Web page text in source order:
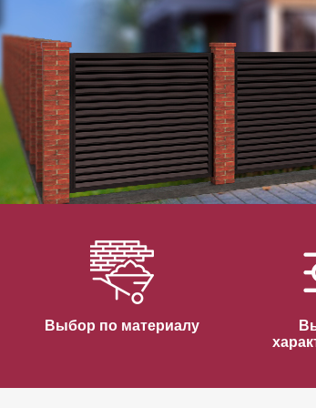
Горизонтальные заборы
Высокие заборы
Красивые, дизайнерские заборы
ВЫБОР ПО СПОСОБУ МОНТАЖА
Заборы под ключ
Готовые заборы
Быстровозводимые заборы
Выбор по материалу